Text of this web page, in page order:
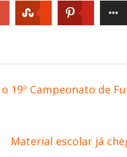
19º Campeonato de
Material escolar já